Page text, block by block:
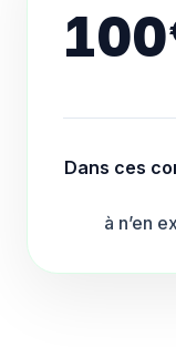
100
Dans ces
à n’en